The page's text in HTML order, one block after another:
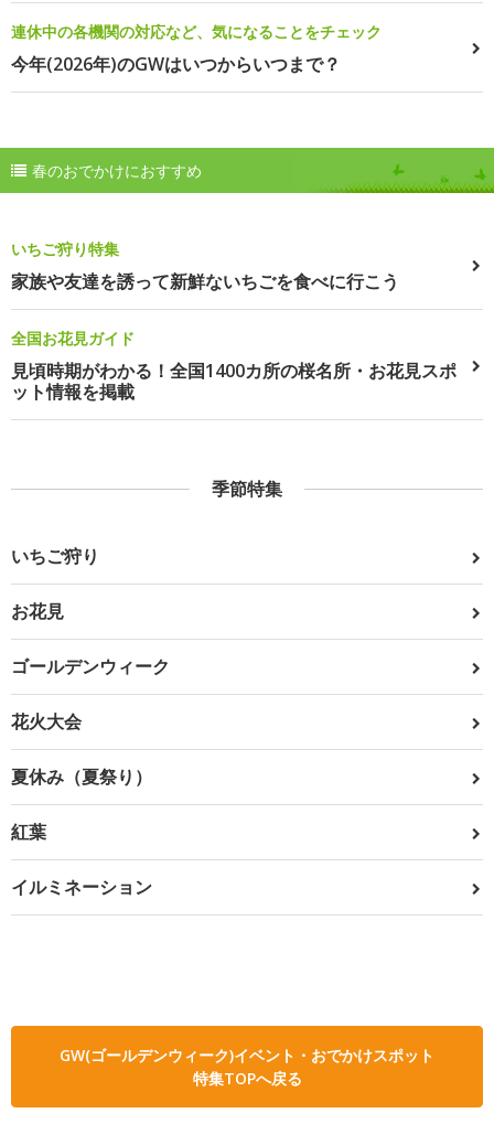
連休中の各機関の対応など、気になることをチェック
今年(2026年)のGWはいつからいつまで？
春のおでかけにおすすめ
いちご狩り特集
家族や友達を誘って新鮮ないちごを食べに行こう
全国お花見ガイド
見頃時期がわかる！全国1400カ所の桜名所・お花見スポ
ット情報を掲載
季節特集
いちご狩り
お花見
ゴールデンウィーク
花火大会
夏休み（夏祭り）
紅葉
イルミネーション
GW(ゴールデンウィーク)イベント・おでかけスポット
特集TOPへ戻る